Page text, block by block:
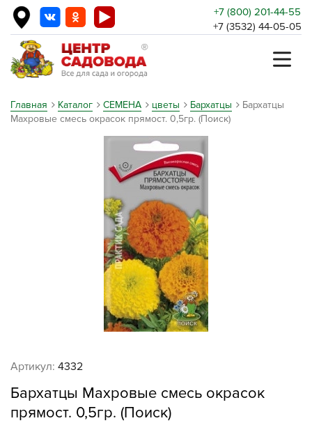
+7 (800) 201-44-55
+7 (3532) 44-05-05
Главная Каталог СЕМЕНА цветы Бархатцы
Бархатцы
Махровые смесь окрасок прямост. 0,5гр. (Поиск)
Артикул: 4332
Бархатцы Махровые смесь окрасок
прямост. 0,5гр. (Поиск)